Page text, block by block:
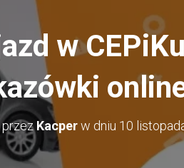
w
przezKacperw dniu 10